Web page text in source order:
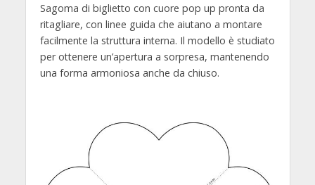
Sagoma di biglietto con cuore pop up pronta da
ritagliare, con linee guida che aiutano a montare
facilmente la struttura interna. Il modello è studiato
per ottenere un’apertura a sorpresa, mantenendo
una forma armoniosa anche da chiuso.